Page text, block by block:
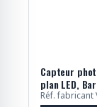
Capteur
plan LED,
Réf. fabricant